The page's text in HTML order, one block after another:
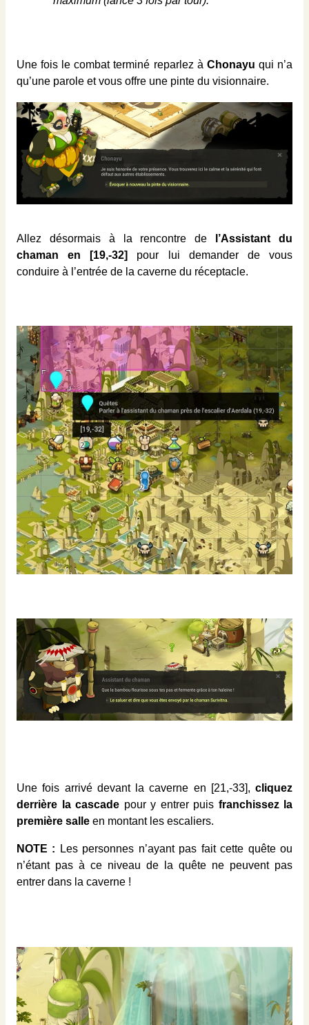
Une fois le combat terminé reparlez à Chonayu qui n’a
qu’une parole et vous offre une pinte du visionnaire.
Allez désormais à la rencontre de
l’Assistant du
chaman en [19,-32]
pour lui demander de vous
conduire à l’entrée de la caverne du réceptacle.
Une fois arrivé devant la caverne en [21,-33], cliquez
derrière la cascade pour y entrer puis franchissez la
première salle en montant les escaliers.
NOTE : Les personnes n’ayant pas fait cette quête ou
n’étant pas à ce niveau de la quête ne peuvent pas
entrer dans la caverne !